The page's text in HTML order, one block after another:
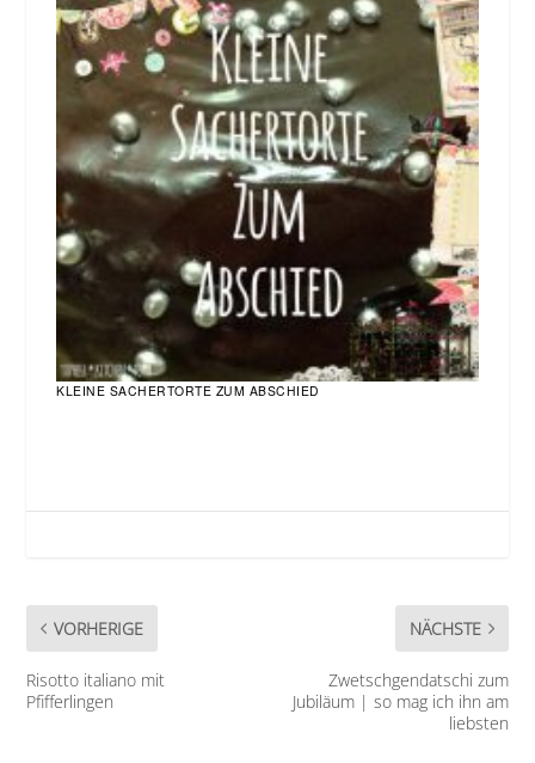
KLEINE SACHERTORTE ZUM ABSCHIED
VORHERIGE
Risotto italiano mit
Pfifferlingen
NÄCHSTE
Zwetschgendatschi zum
Jubiläum | so mag ich ihn am
liebsten